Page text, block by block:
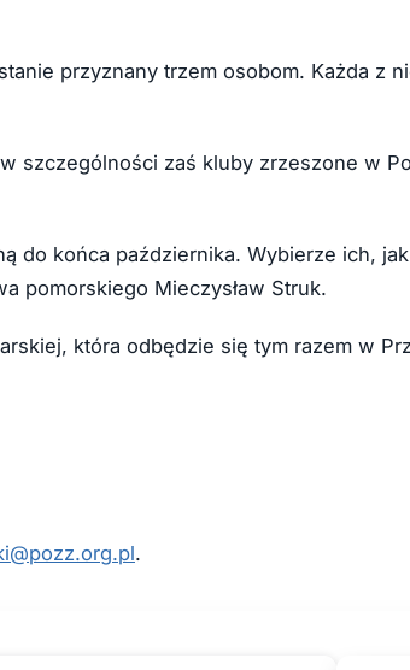
przyznany trzem osobom. Każda z
szczególności zaś kluby zrzeszone w
do końca października. Wybierze ich,
pomorskiego Mieczysław Struk.
która odbędzie się tym razem w
.